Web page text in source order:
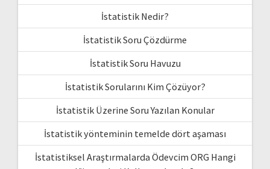
İstatistik Nedir?
İstatistik Soru Çözdürme
İstatistik Soru Havuzu
İstatistik Sorularını Kim Çözüyor?
İstatistik Üzerine Soru Yazılan Konular
İstatistik yönteminin temelde dört aşaması
İstatistiksel Araştırmalarda Ödevcim ORG Hangi